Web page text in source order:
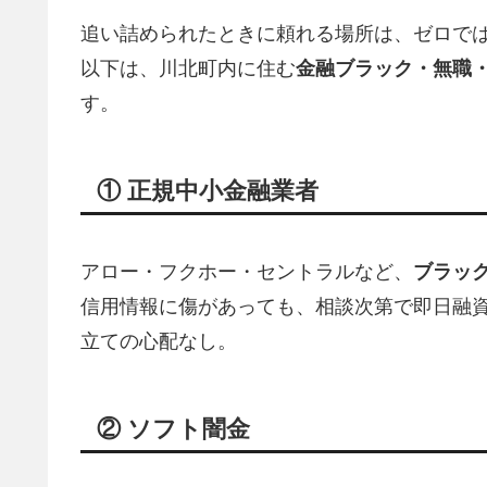
追い詰められたときに頼れる場所は、ゼロで
以下は、川北町内に住む金融ブラック・無職
す。
① 正規中小金融業者
アロー・フクホー・セントラルなど、 ブラッ
信用情報に傷があっても、相談次第で即日融
立ての心配なし。
② ソフト闇金